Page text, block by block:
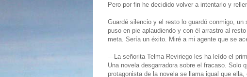
Pero por fin he decidido volver a intentarlo y
Guardé silencio y el resto lo guardó conmigo,
puso en pie aplaudiendo y con él arrastro al
meta. Sería un éxito. Miré a mi agente que se
—La señorita Telma Reviriego les ha leído el
Una novela desgarradora sobre el fracaso. Solo
protagonista de la novela se llama igual que